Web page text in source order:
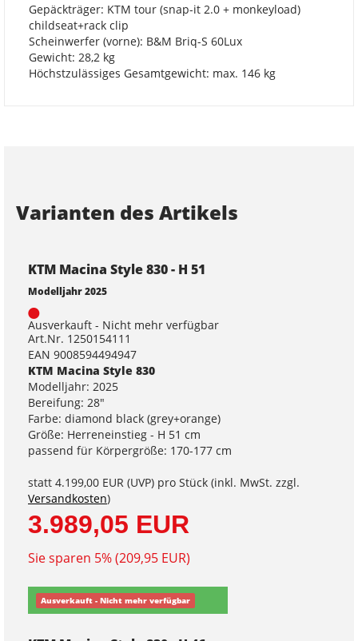
Gepäckträger: KTM tour (snap-it 2.0 + monkeyload)
childseat+rack clip
Scheinwerfer (vorne): B&M Briq-S 60Lux
Gewicht: 28,2 kg
Höchstzulässiges Gesamtgewicht: max. 146 kg
Varianten des Artikels
KTM Macina Style 830 - H 51
Modelljahr 2025
Ausverkauft - Nicht mehr verfügbar
Art.Nr. 1250154111
EAN 9008594494947
KTM Macina Style 830
Modelljahr: 2025
Bereifung: 28"
Farbe: diamond black (grey+orange)
Größe: Herreneinstieg - H 51 cm
passend für Körpergröße: 170-177 cm
statt 4.199,00 EUR (UVP) pro Stück (inkl. MwSt. zzgl.
Versandkosten)
3.989,05 EUR
Sie sparen 5% (209,95 EUR)
Ausverkauft - Nicht mehr verfügbar